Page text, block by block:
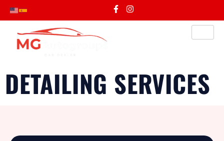
DETAILING SERVICES